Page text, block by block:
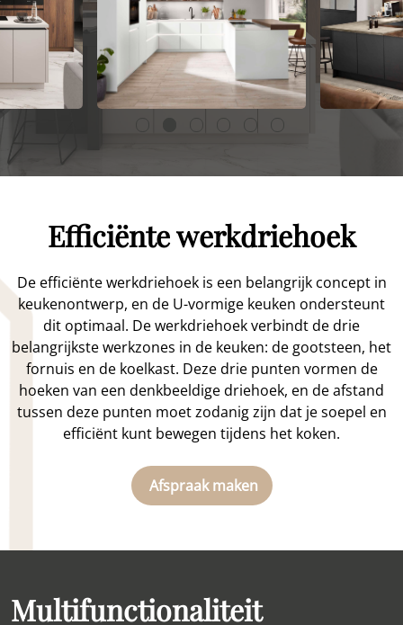
Efficiënte werkdriehoek
De efficiënte werkdriehoek is een belangrijk concept in
keukenontwerp, en de U-vormige keuken ondersteunt
dit optimaal. De werkdriehoek verbindt de drie
belangrijkste werkzones in de keuken: de gootsteen, het
fornuis en de koelkast. Deze drie punten vormen de
hoeken van een denkbeeldige driehoek, en de afstand
tussen deze punten moet zodanig zijn dat je soepel en
efficiënt kunt bewegen tijdens het koken.
Afspraak maken
Multifunctionaliteit